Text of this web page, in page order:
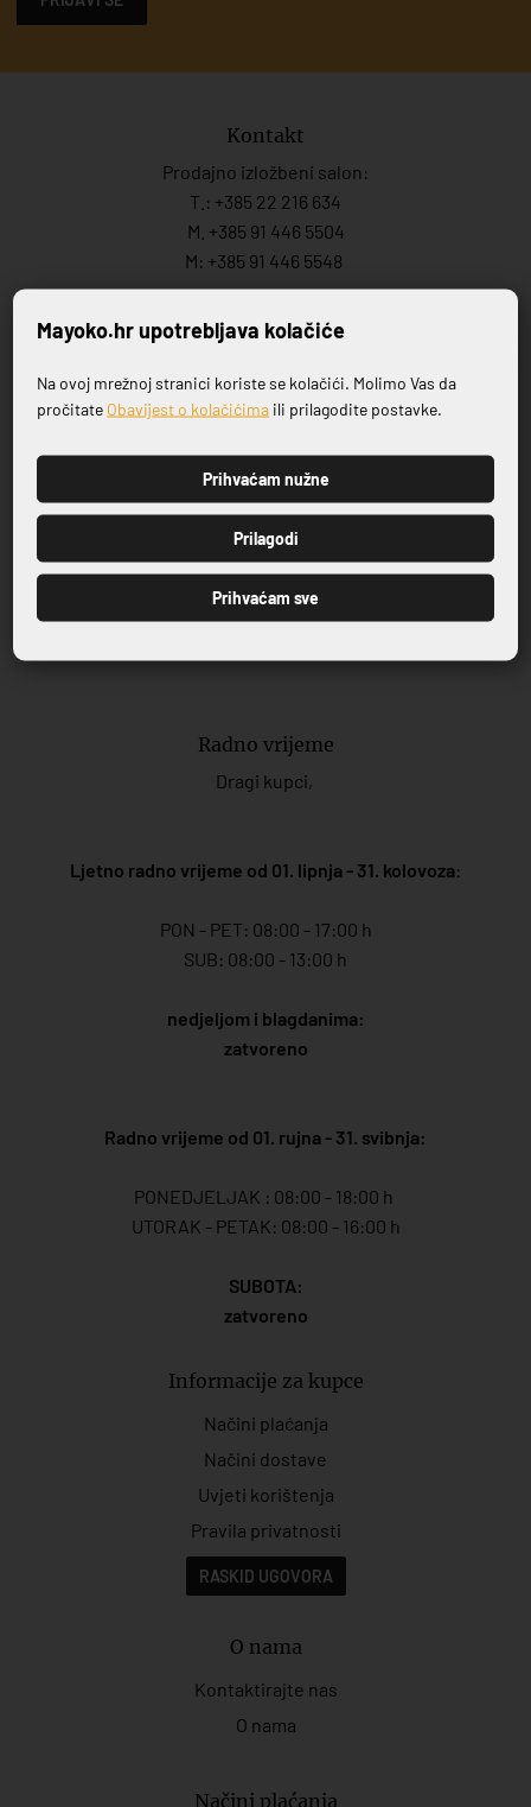
Kontakt
Prodajno izložbeni salon:
T.: +385 22 216 634
M. +385 91 446 5504
M: +385 91 446 5548
Prodaja:
+385 99 446 5548
M: +385 91 446 5547
M.:+385 99 702 8258
Prodajno izložbeni salon
Ćirila i Metoda 11
Radno vrijeme
Dragi kupci,
Ljetno radno vrijeme od 01. lipnja - 31. kolovoza:
PON - PET: 08:00 - 17:00 h
SUB: 08:00 - 13:00 h
nedjeljom i blagdanima:
zatvoreno
Radno vrijeme od 01. rujna - 31. svibnja:
PONEDJELJAK : 08:00 - 18:00 h
UTORAK - PETAK: 08:00 - 16:00 h
SUBOTA:
zatvoreno
Informacije za kupce
Načini plaćanja
Načini dostave
Uvjeti korištenja
Pravila privatnosti
RASKID UGOVORA
O nama
Kontaktirajte nas
O nama
Načini plaćanja
Prijavite se na naš newsletter
PRIJAVI SE
Mayoko.hr upotrebljava kolačiće
Na ovoj mrežnoj stranici koriste se kolačići. Molimo Vas da
pročitate Obavijest o kolačićima ili prilagodite postavke.
Prihvaćam nužne
Prilagodi
Prihvaćam sve